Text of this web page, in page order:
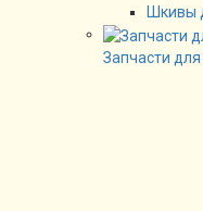
Шкивы
Запчасти